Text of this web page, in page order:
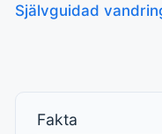
Självguidad
Fakta